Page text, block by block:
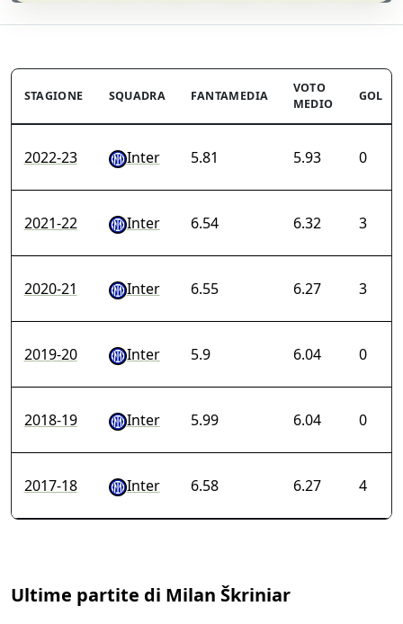
STAGIONE SQUADRA FANTAMEDIA
VOTO
MEDIO
GOL
2022-23 Inter 5.81 5.93 0
2021-22 Inter 6.54 6.32 3
2020-21 Inter 6.55 6.27 3
2019-20 Inter 5.9 6.04 0
2018-19 Inter 5.99 6.04 0
2017-18 Inter 6.58 6.27 4
Ultime partite di Milan Škriniar